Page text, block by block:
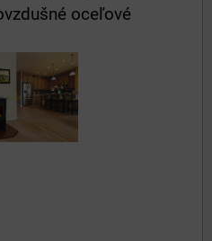
oceľové